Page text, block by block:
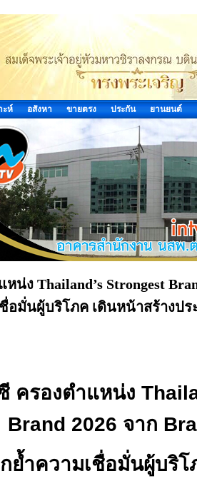
ะห์ อสังหา ขายตรง ประกัน ยานยนต์
น่ง Thailand’s Strongest
อมั่นผู้บริโภค เดินหน้าสร้างป
ครองตำแหน่ง
Brand 2026 จาก
ย้ำความเชื่อมั่นผู้บริโ